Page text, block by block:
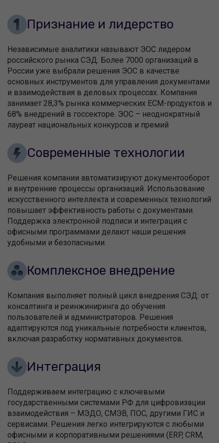
Признание и лидерство
Независимые аналитики называют ЭОС лидером
российского рынка СЭД. Более 7000 организаций в
России уже выбрали решения ЭОС в качестве
основных инструментов для управления документами
и взаимодействия в деловых процессах. Компания
занимает 28,3% рынка коммерческих ECM-продуктов и
68% внедрений в госсекторе. ЭОС – неоднократный
лауреат национальных конкурсов и премий
Современные технологии
Решения компании автоматизируют документооборот
и внутренние процессы организаций. Использование
искусственного интеллекта и современных технологий
повышает эффективность работы с документами.
Поддержка электронной подписи и интеграция с
офисными программами делают наши решения
удобными и безопасными.
Комплексное внедрение
Компания выполняет полный цикл внедрения СЭД: от
консалтинга и реинжиниринга до обучения
пользователей и администраторов. Решения
адаптируются под уникальные потребности клиентов,
включая разработку нормативных документов.
Интеграция
Поддерживаем интеграцию с ключевыми
государственными системами РФ для цифровизации
взаимодействия – МЭДО, СМЭВ, ПОС, другими ГИС и
сервисами. Решения легко интегрируются с любыми
офисными и корпоративными решениями (ERP, CRM,